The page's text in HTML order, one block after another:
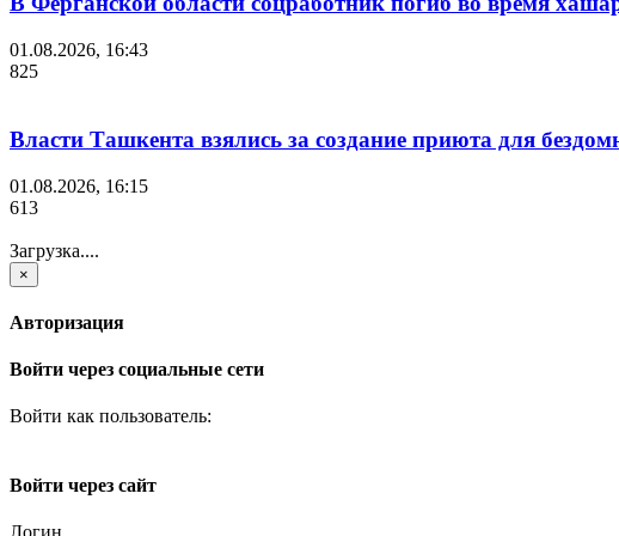
01.08.2026, 16:43
825
Власти Ташкента взялись за создание приюта для
01.08.2026, 16:15
613
Загрузка....
×
Авторизация
Войти через социальные сети
Войти как пользователь:
Войти через сайт
Логин